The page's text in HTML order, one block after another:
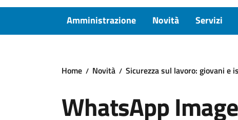
Amministrazione Novità Servizi
Home Novità Sicurezza sul lavoro: giovani
WhatsApp